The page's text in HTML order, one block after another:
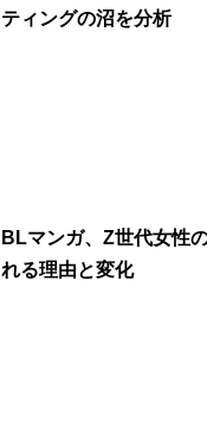
ティングの沼を分析
BLマンガ、Z世代女性
れる理由と変化